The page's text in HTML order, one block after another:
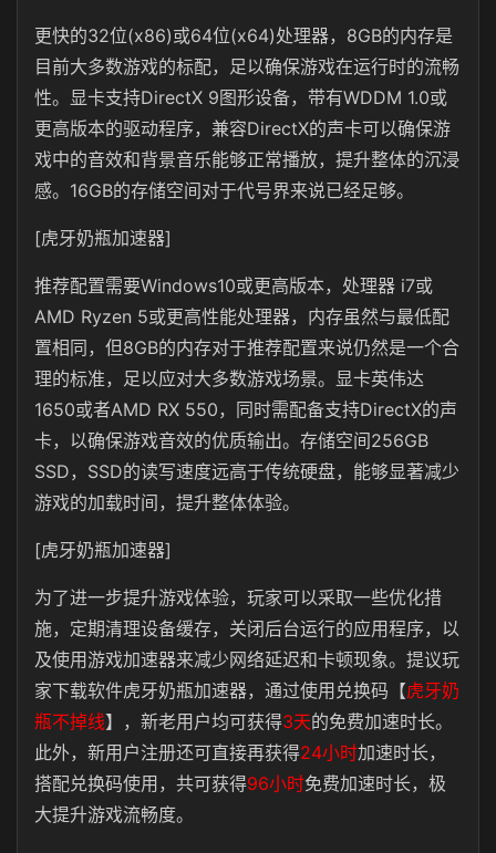
更快的32位(x86)或64位(x64)处理器，8GB的内存是
目前大多数游戏的标配，足以确保游戏在运行时的流畅
性。显卡支持DirectX 9图形设备，带有WDDM 1.0或
更高版本的驱动程序，兼容DirectX的声卡可以确保游
戏中的音效和背景音乐能够正常播放，提升整体的沉浸
感。16GB的存储空间对于代号界来说已经足够。
[虎牙奶瓶加速器]
推荐配置需要Windows10或更高版本，处理器 i7或
AMD Ryzen 5或更高性能处理器，内存虽然与最低配
置相同，但8GB的内存对于推荐配置来说仍然是一个合
理的标准，足以应对大多数游戏场景。显卡英伟达
1650或者AMD RX 550，同时需配备支持DirectX的声
卡，以确保游戏音效的优质输出。存储空间256GB
SSD，SSD的读写速度远高于传统硬盘，能够显著减少
游戏的加载时间，提升整体体验。
[虎牙奶瓶加速器]
为了进一步提升游戏体验，玩家可以采取一些优化措
施，定期清理设备缓存，关闭后台运行的应用程序，以
及使用游戏加速器来减少网络延迟和卡顿现象。提议玩
家下载软件虎牙奶瓶加速器，通过使用兑换码【虎牙奶
瓶不掉线】，新老用户均可获得3天的免费加速时长。
此外，新用户注册还可直接再获得24小时加速时长，
搭配兑换码使用，共可获得96小时免费加速时长，极
大提升游戏流畅度。